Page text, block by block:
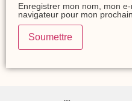
Enregistrer mon nom, mon
navigateur pour mon